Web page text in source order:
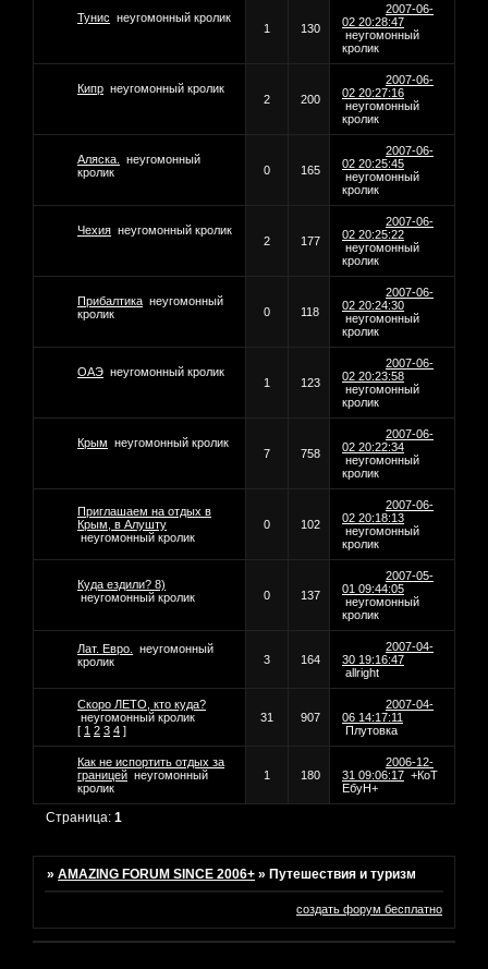
Тунис неугомонный кролик
1
130
2007-06-
02 20:28:47
неугомонный
кролик
Кипр неугомонный кролик
2
200
2007-06-
02 20:27:16
неугомонный
кролик
Аляска.
неугомонный
кролик
0 165
2007-06-
02 20:25:45
неугомонный
кролик
Чехия неугомонный кролик
2
177
2007-06-
02 20:25:22
неугомонный
кролик
Прибалтика неугомонный
кролик
0 118
2007-06-
02 20:24:30
неугомонный
кролик
ОАЭ неугомонный кролик
1
123
2007-06-
02 20:23:58
неугомонный
кролик
Крым неугомонный кролик
7
758
2007-06-
02 20:22:34
неугомонный
кролик
Приглашаем на отдых в
Крым, в Алушту
неугомонный кролик
0 102
2007-06-
02 20:18:13
неугомонный
кролик
Куда ездили? 8)
неугомонный кролик
0 137
2007-05-
01 09:44:05
неугомонный
кролик
Лат. Евро.
неугомонный
кролик
3 164
2007-04-
30 19:16:47
allright
Скоро ЛЕТО, кто куда?
неугомонный кролик
[ 1 2 3 4 ]
31 907
2007-04-
06 14:17:11
Плутовка
Как не испортить отдых за
границей неугомонный
кролик
1 180
2006-12-
31 09:06:17 +КoТ
ЕбуН+
Страница:1
»AMAZING FORUM SINCE 2006+ » Путешествия и туризм
создать форум бесплатно